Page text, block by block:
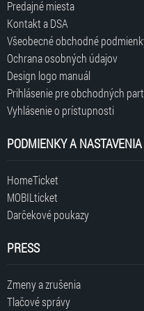
Predajné miesta
Kontakt a DSA
Všeobecné obchodné
Ochrana osobných údajov
Design logo manuál
Prihlásenie pre obchodných
Vyhlásenie o prístupnosti
PODMIENKY A NASTAVENIA
HomeTicket
MOBILticket
Darčekové poukazy
PRESS
Zmeny a zrušenia
Tlačové správy